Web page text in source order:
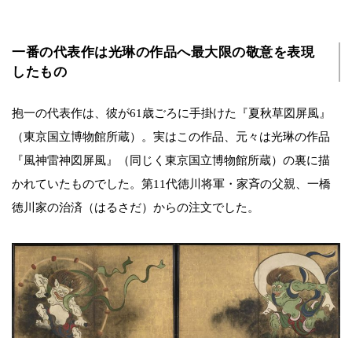
一番の代表作は光琳の作品へ最大限の敬意を表現
したもの
抱一の代表作は、彼が61歳ごろに手掛けた『夏秋草図屏風』
（東京国立博物館所蔵）。実はこの作品、元々は光琳の作品
『風神雷神図屏風』（同じく東京国立博物館所蔵）の裏に描
かれていたものでした。第11代徳川将軍・家斉の父親、一橋
徳川家の治済（はるさだ）からの注文でした。